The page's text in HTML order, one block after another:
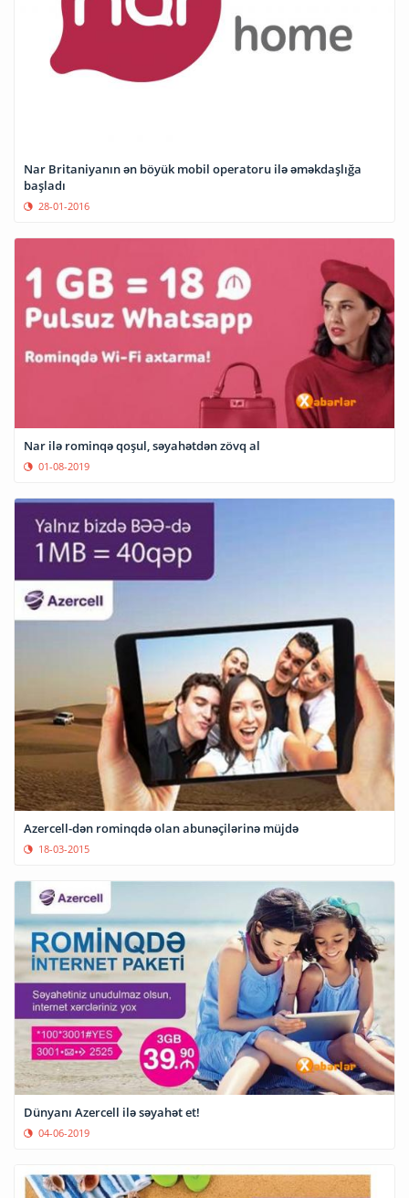
Nar Britaniyanın ən böyük mobil operatoru ilə əməkdaşlığa
başladı
28-01-2016
Nar ilə rominqə qoşul, səyahətdən zövq al
01-08-2019
Azercell-dən rominqdə olan abunəçilərinə müjdə
18-03-2015
Dünyanı Azercell ilə səyahət et!
04-06-2019